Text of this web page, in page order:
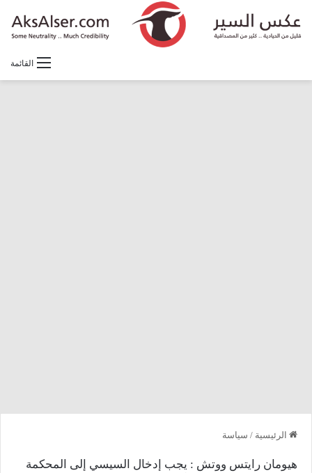
القائمة
الرئيسية / سياسة
هيومان رايتس ووتش : يجب إدخال السيسي إلى المحكمة